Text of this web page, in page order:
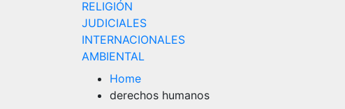
RELIGIÓN
JUDICIALES
INTERNACIONALES
AMBIENTAL
Home
derechos humanos